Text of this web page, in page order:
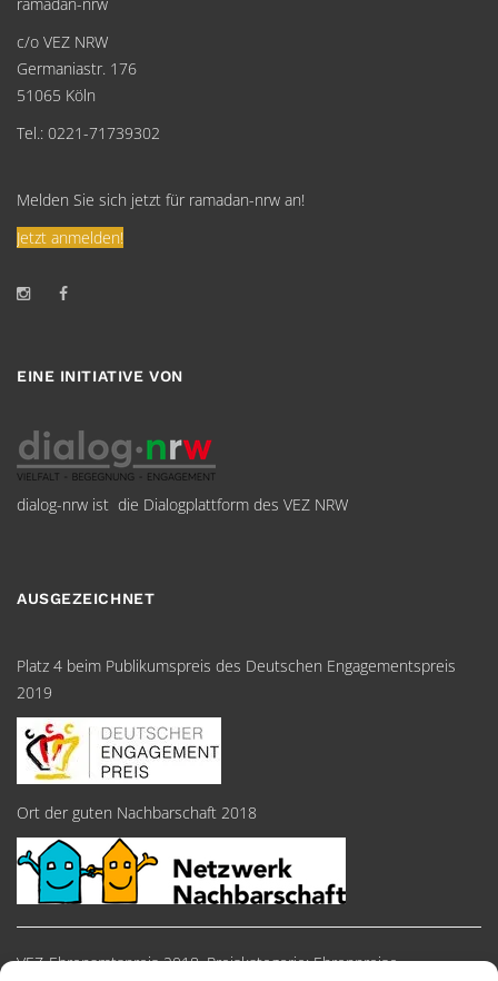
c/o VEZ NRW
Germaniastr. 176
51065 Köln
Tel.: 0221-71739302
Melden Sie sich jetzt für ramadan-nrw an!
Jetzt anmelden!
EINE INITIATIVE VON
dialog-nrw ist die Dialogplattform des VEZ NRW
AUSGEZEICHNET
Platz 4 beim Publikumspreis des Deutschen Engagementspreis
2019
Ort der guten Nachbarschaft 2018
VEZ-Ehrenamtspreis 2018, Preiskategorie: Ehrenpreise